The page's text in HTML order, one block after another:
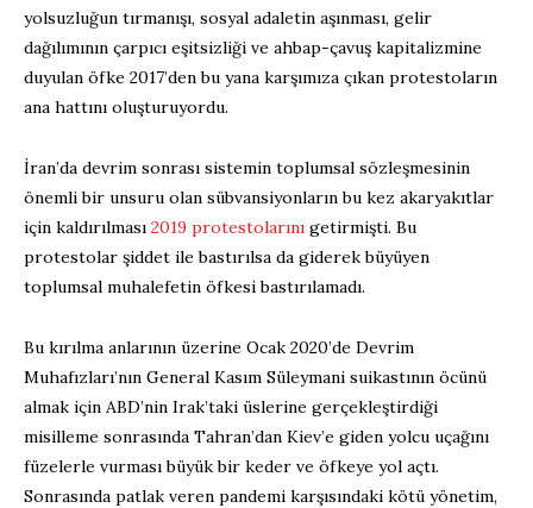
yolsuzluğun tırmanışı, sosyal adaletin aşınması, gelir
dağılımının çarpıcı eşitsizliği ve ahbap-çavuş kapitalizmine
duyulan öfke 2017’den bu yana karşımıza çıkan protestoların
ana hattını oluşturuyordu.
İran’da devrim sonrası sistemin toplumsal sözleşmesinin
önemli bir unsuru olan sübvansiyonların bu kez akaryakıtlar
için kaldırılması 2019 protestolarını getirmişti. Bu
protestolar şiddet ile bastırılsa da giderek büyüyen
toplumsal muhalefetin öfkesi bastırılamadı.
Bu kırılma anlarının üzerine Ocak 2020’de Devrim
Muhafızları’nın General Kasım Süleymani suikastının öcünü
almak için ABD’nin Irak’taki üslerine gerçekleştirdiği
misilleme sonrasında Tahran’dan Kiev’e giden yolcu uçağını
füzelerle vurması büyük bir keder ve öfkeye yol açtı.
Sonrasında patlak veren pandemi karşısındaki kötü yönetim,